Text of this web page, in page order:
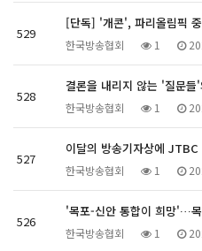
529
[단독] '개콘', 파리올림픽
한국방송협회 1
528
결론을 내리지 않는 '질문들
한국방송협회 1
527
이달의 방송기자상에
한국방송협회 1
526
'목포-신안 통합이 희망'…
한국방송협회 1